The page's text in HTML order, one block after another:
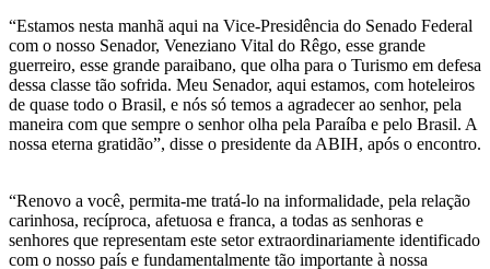
“Estamos nesta manhã aqui na Vice-Presidência do Senado Federal
com o nosso Senador, Veneziano Vital do Rêgo, esse grande
guerreiro, esse grande paraibano, que olha para o Turismo em defesa
dessa classe tão sofrida. Meu Senador, aqui estamos, com hoteleiros
de quase todo o Brasil, e nós só temos a agradecer ao senhor, pela
maneira com que sempre o senhor olha pela Paraíba e pelo Brasil. A
nossa eterna gratidão”, disse o presidente da ABIH, após o encontro.
“Renovo a você, permita-me tratá-lo na informalidade, pela relação
carinhosa, recíproca, afetuosa e franca, a todas as senhoras e
senhores que representam este setor extraordinariamente identificado
com o nosso país e fundamentalmente tão importante à nossa